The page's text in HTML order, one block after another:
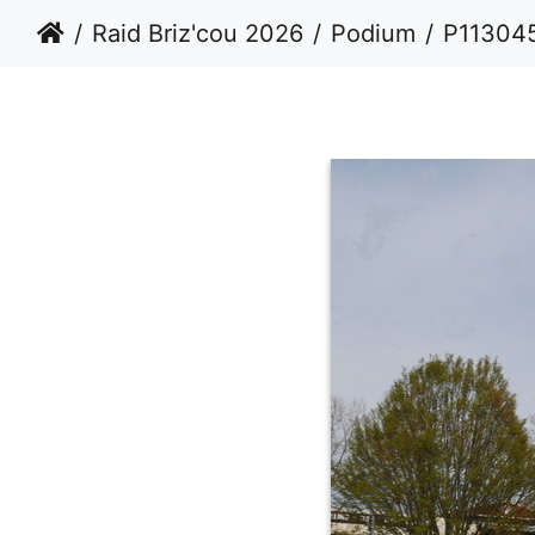
Raid Briz'cou 2026 Podium